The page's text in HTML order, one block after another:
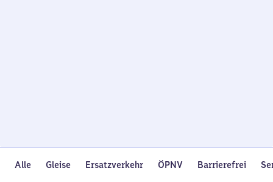
Alle Gleise Ersatzverkehr ÖPNV Barrierefrei